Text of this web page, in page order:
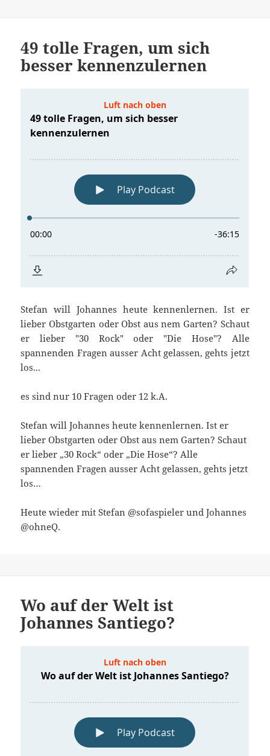
49 tolle Fragen, um sich
besser kennenzulernen
Stefan will Johannes heute kennenlernen. Ist er
lieber Obstgarten oder Obst aus nem Garten? Schaut
er lieber "30 Rock" oder "Die Hose"? Alle
spannenden Fragen ausser Acht gelassen, gehts jetzt
los...
es sind nur 10 Fragen oder 12 k.A.
Stefan will Johannes heute kennenlernen. Ist er
lieber Obstgarten oder Obst aus nem Garten? Schaut
er lieber „30 Rock“ oder „Die Hose“? Alle
spannenden Fragen ausser Acht gelassen, gehts jetzt
los…
Heute wieder mit Stefan @sofaspieler und Johannes
@ohneQ.
Wo auf der Welt ist
Johannes Santiego?